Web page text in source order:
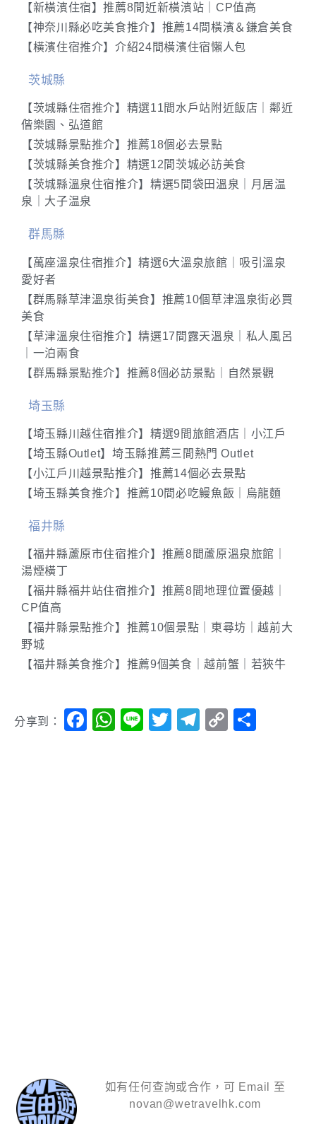
【新橫濱住宿】推薦8間近新橫濱站｜CP值高
【神奈川縣必吃美食推介】推薦14間橫濱＆鎌倉美食
【橫濱住宿推介】介紹24間橫濱住宿懶人包
茨城縣
【茨城縣住宿推介】精選11間水戶站附近飯店｜鄰近
偕樂園、弘道館
【茨城縣景點推介】推薦18個必去景點
【茨城縣美食推介】精選12間茨城必訪美食
【茨城縣溫泉住宿推介】精選5間袋田溫泉｜月居温
泉｜大子温泉
群馬縣
【萬座溫泉住宿推介】精選6大溫泉旅館｜吸引溫泉
愛好者
【群馬縣草津溫泉街美食】推薦10個草津溫泉街必買
美食
【草津溫泉住宿推介】精選17間露天溫泉｜私人風呂
｜一泊兩食
【群馬縣景點推介】推薦8個必訪景點｜自然景觀
埼玉縣
【埼玉縣川越住宿推介】精選9間旅館酒店｜小江戶
【埼玉縣Outlet】埼玉縣推薦三間熱門 Outlet
【小江戶川越景點推介】推薦14個必去景點
【埼玉縣美食推介】推薦10間必吃鰻魚飯｜烏龍麵
福井縣
【福井縣蘆原市住宿推介】推薦8間蘆原溫泉旅館｜
湯煙橫丁
【福井縣福井站住宿推介】推薦8間地理位置優越｜
CP值高
【福井縣景點推介】推薦10個景點｜東尋坊｜越前大
野城
【福井縣美食推介】推薦9個美食｜越前蟹｜若狹牛
分享到： Facebook
WhatsApp
LineTwitter
Telegram
Copy
如有任何查詢或合作，可 Email 至
novan@wetravelhk.com